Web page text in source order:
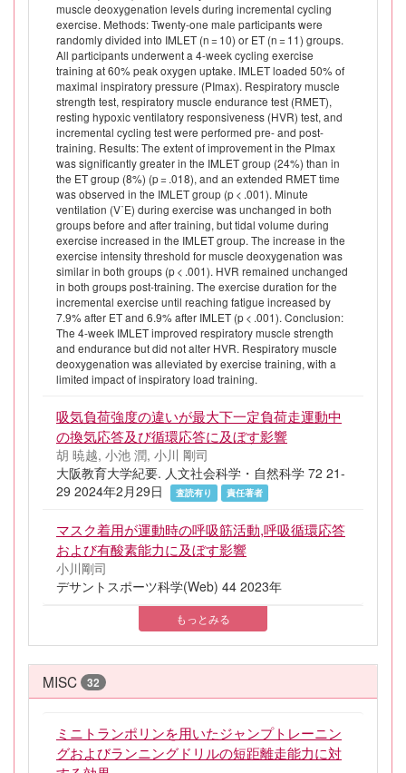
muscle deoxygenation levels during incremental cycling
exercise. Methods: Twenty-one male participants were
randomly divided into IMLET (n = 10) or ET (n = 11) groups.
All participants underwent a 4-week cycling exercise
training at 60% peak oxygen uptake. IMLET loaded 50% of
maximal inspiratory pressure (PImax). Respiratory muscle
strength test, respiratory muscle endurance test (RMET),
resting hypoxic ventilatory responsiveness (HVR) test, and
incremental cycling test were performed pre- and post-
training. Results: The extent of improvement in the PImax
was significantly greater in the IMLET group (24%) than in
the ET group (8%) (p = .018), and an extended RMET time
was observed in the IMLET group (p < .001). Minute
ventilation (V˙E) during exercise was unchanged in both
groups before and after training, but tidal volume during
exercise increased in the IMLET group. The increase in the
exercise intensity threshold for muscle deoxygenation was
similar in both groups (p < .001). HVR remained unchanged
in both groups post-training. The exercise duration for the
incremental exercise until reaching fatigue increased by
7.9% after ET and 6.9% after IMLET (p < .001). Conclusion:
The 4-week IMLET improved respiratory muscle strength
and endurance but did not alter HVR. Respiratory muscle
deoxygenation was alleviated by exercise training, with a
limited impact of inspiratory load training.
吸気負荷強度の違いが最大下一定負荷走運動中
の換気応答及び循環応答に及ぼす影響
胡 暁越, 小池 潤, 小川 剛司
大阪教育大学紀要. 人文社会科学・自然科学 72 21-
29 2024年2月29日
査読有り 責任著者
マスク着用が運動時の呼吸筋活動,呼吸循環応答
および有酸素能力に及ぼす影響
小川剛司
デサントスポーツ科学(Web) 44 2023年
もっとみる
MISC 32
ミニトランポリンを用いたジャンプトレーニン
グおよびランニングドリルの短距離走能力に対